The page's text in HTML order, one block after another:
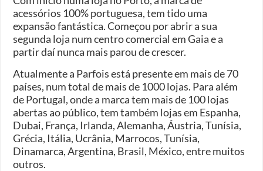
acessórios 100% portuguesa, tem tido uma
expansão fantástica. Começou por abrir a sua
segunda loja num centro comercial em Gaia e a
partir daí nunca mais parou de crescer.
Atualmente a Parfois está presente em mais de 70
países, num total de mais de 1000 lojas. Para além
de Portugal, onde a marca tem mais de 100 lojas
abertas ao público, tem também lojas em Espanha,
Dubai, França, Irlanda, Alemanha, Áustria, Tunísia,
Grécia, Itália, Ucrânia, Marrocos, Tunísia,
Dinamarca, Argentina, Brasil, México, entre muitos
outros.